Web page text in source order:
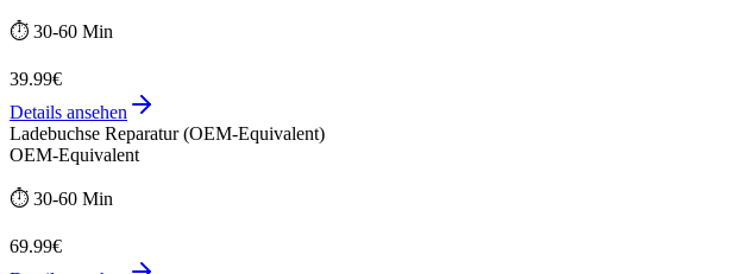
⏱️ 30-60 Min
39.99€
Details ansehen
Ladebuchse Reparatur (OEM-Equivalent)
OEM-Equivalent
⏱️ 30-60 Min
69.99€